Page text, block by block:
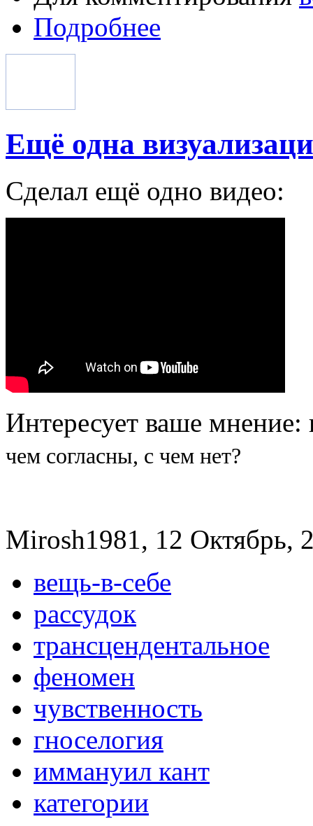
Подробнее
Ещё одна
Сделал ещё одно видео:
Интересует ваше
чем согласны, с чем нет?
Mirosh1981, 12 Октябрь,
вещь-в-себе
рассудок
трансцендентальное
феномен
чувственность
гноселогия
иммануил кант
категории